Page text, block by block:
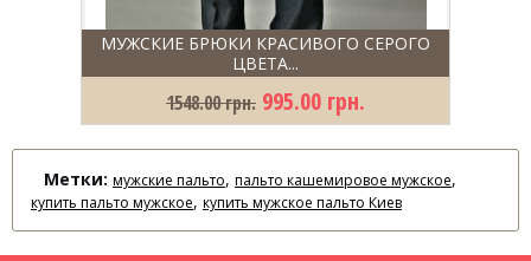
МУЖСКИЕ БРЮКИ КРАСИВОГО СЕРОГО
ЦВЕТА...
1548.00 грн. 995.00 грн.
Метки: мужские пальто, пальто кашемировое мужское,
купить пальто мужское, купить мужское пальто Киев